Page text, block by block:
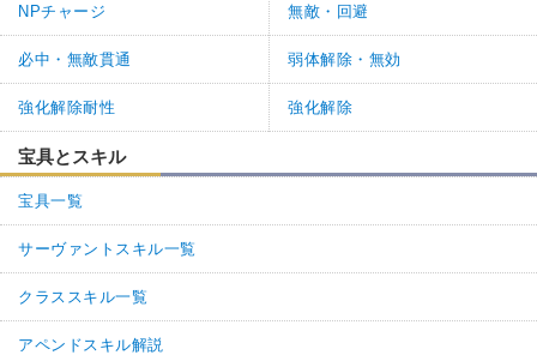
NPチャージ 無敵・回避
必中・無敵貫通 弱体解除・無効
強化解除耐性 強化解除
宝具とスキル
宝具一覧
サーヴァントスキル一覧
クラススキル一覧
アペンドスキル解説